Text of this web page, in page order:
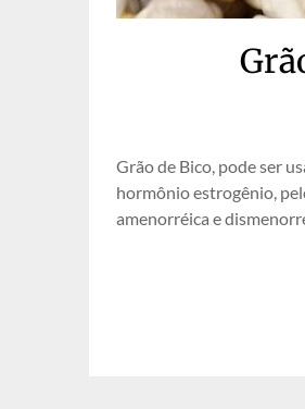
Grão de Bico, pode ser
hormônio estrogênio,
amenorréica e